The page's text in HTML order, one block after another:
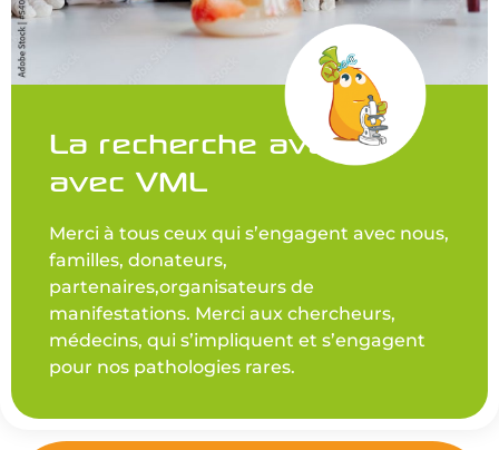
La recherche avance
avec VML
Merci à tous ceux qui s’engagent avec nous,
familles, donateurs,
partenaires,organisateurs de
manifestations. Merci aux chercheurs,
médecins, qui s’impliquent et s’engagent
pour nos pathologies rares.